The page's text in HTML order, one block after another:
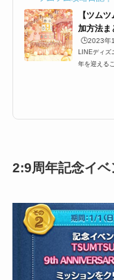
【ツム
加方法ま
🕒️2023年
LINEディズ
年を迎える
2:9周年記念イベ